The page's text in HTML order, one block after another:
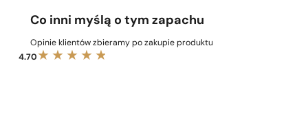
Co inni myślą o tym zapachu
Opinie klientów zbieramy po zakupie produktu
4.70